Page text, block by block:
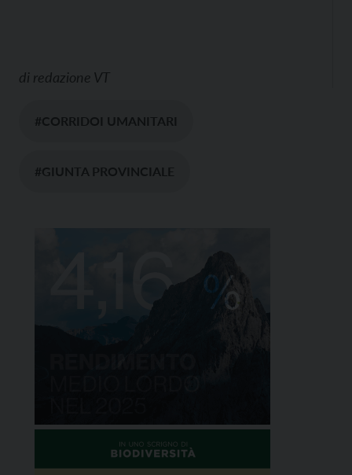
di redazione VT
#CORRIDOI UMANITARI
#GIUNTA PROVINCIALE